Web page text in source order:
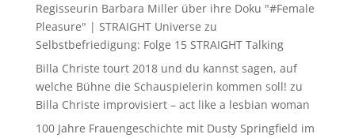
Regisseurin Barbara Miller über ihre Doku "#Female
Pleasure" | STRAIGHT Universe zu
Selbstbefriedigung: Folge 15 STRAIGHT Talking
Billa Christe tourt 2018 und du kannst sagen, auf
welche Bühne die Schauspielerin kommen soll! zu
Billa Christe improvisiert – act like a lesbian woman
100 Jahre Frauengeschichte mit Dusty Springfield im